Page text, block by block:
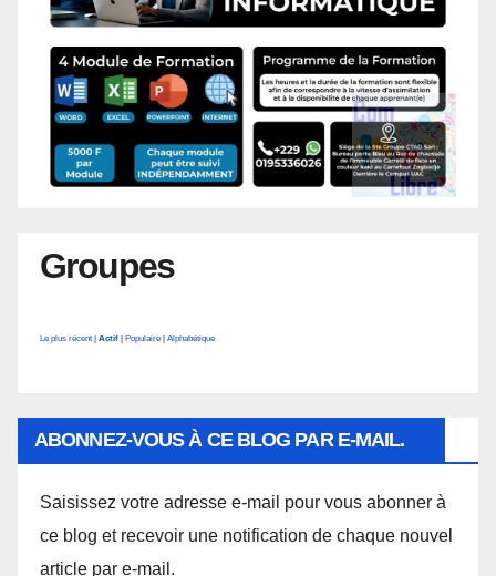
Groupes
Le plus récent Actif Populaire Alphabétique
ABONNEZ-VOUS À CE BLOG PAR E-MAIL.
Saisissez votre adresse e-mail pour vous abonner à
ce blog et recevoir une notification de chaque nouvel
article par e-mail.